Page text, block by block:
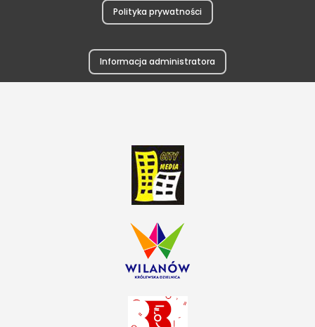
Polityka prywatności
Informacja administratora